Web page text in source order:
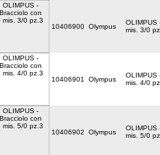
10406900 Olympus
OLIMPUS
mis. 3/0
10406901 Olympus
OLIMPUS
mis. 4/0
10406902 Olympus
OLIMPUS
mis. 5/0